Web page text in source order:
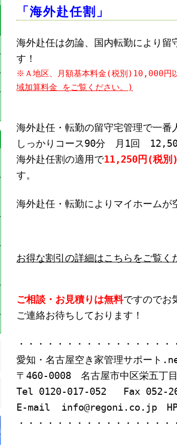
「海外赴任割」
海外赴任は勿論、国内転勤により留
す！
※Ａ地区、月額基本料金(税別)10,000円以
域加算料金 をご覧ください。)
海外赴任・転勤の留守宅管理で一番
しっかりコース90分 月1回 12
海外赴任割の適用で11,250円(税別)
す。
海外赴任・転勤によりマイホームが
お得な割引の詳細はこちらをご覧く
ご相談・お見積りは無料ですのでお
ご連絡お待ちしております！
・・・・・・・・・・・・・・・
愛知・名古屋空き家管理サポー
〒460-0008 名古屋市中区栄五丁
Tel 0120-017-052 Fax 052-
E-mail info@regoni.co.jp
・・・・・・・・・・・・・・・